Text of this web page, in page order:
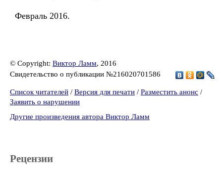
Февраль 2016.
© Copyright: Виктор Ламм, 2016
Свидетельство о публикации №216020701586
Список читателей / Версия для печати / Разместить анонс /
Заявить о нарушении
Другие произведения автора Виктор Ламм
Рецензии